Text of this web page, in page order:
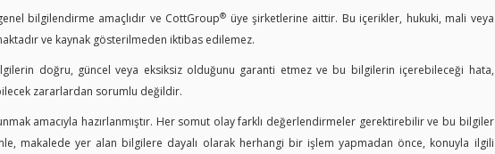
bilgilendirme amaçlıdır ve CottGroup® üye şirketlerine aittir. Bu içerikler, hukuki, mali veya
ve kaynak gösterilmeden iktibas edilemez.
doğru, güncel veya eksiksiz olduğunu garanti etmez ve bu bilgilerin içerebileceği hata,
zararlardan sorumlu değildir.
amacıyla hazırlanmıştır. Her somut olay farklı değerlendirmeler gerektirebilir ve bu bilgiler
makalede yer alan bilgilere dayalı olarak herhangi bir işlem yapmadan önce, konuyla ilgili